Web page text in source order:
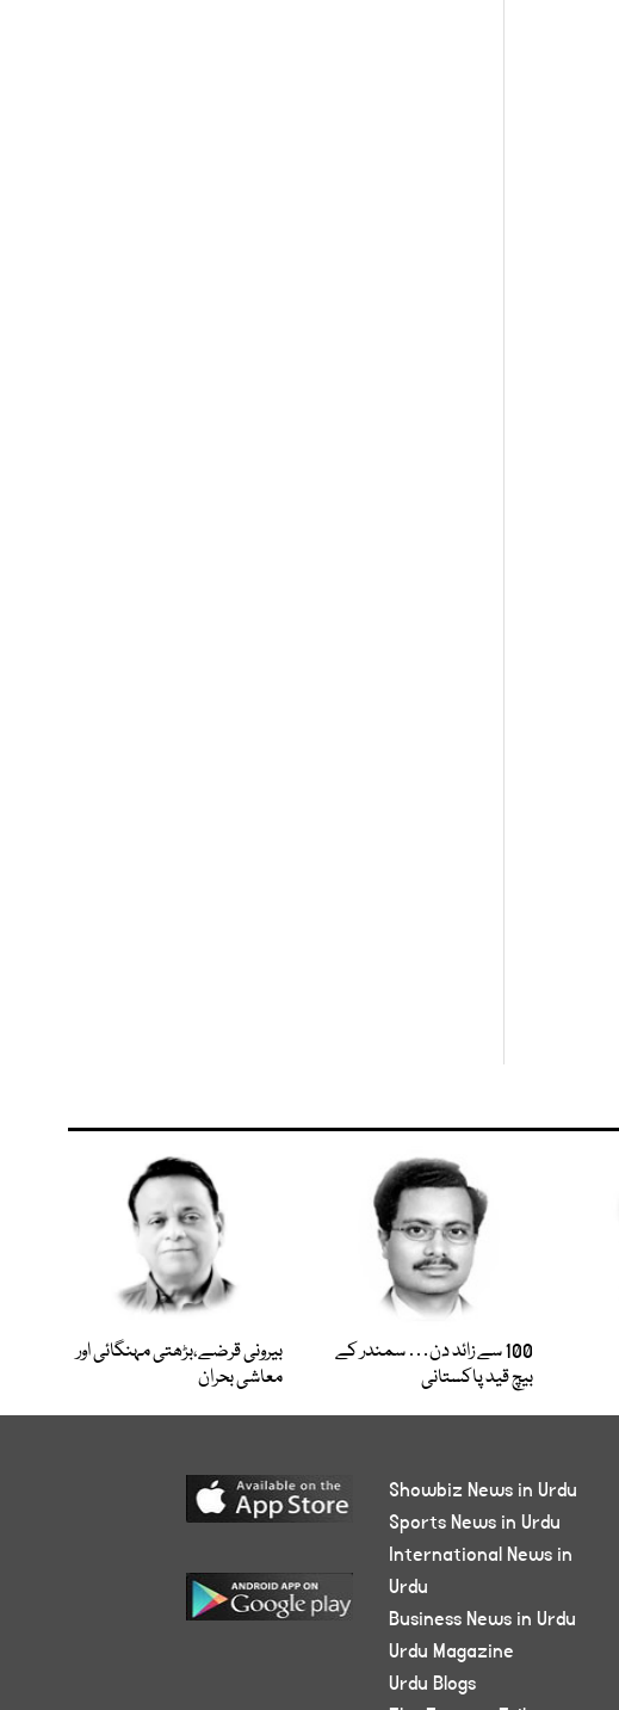
100 سے زائد دن… سمندر کے
بیچ قید پاکستانی
بیرونی قرضے،بڑھتی مہنگائی اور
معاشی بحران
Showbiz News in Urdu
Sports News in Urdu
International News in
Urdu
Business News in Urdu
Urdu Magazine
Urdu Blogs